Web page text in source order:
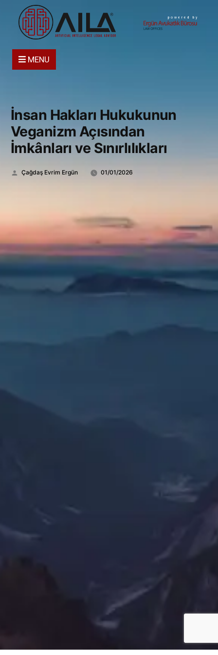
powered by
MENU
İnsan Hakları Hukukunun
Veganizm Açısından
İmkânları ve Sınırlılıkları
Gönderen:
Çağdaş Evrim Ergün 01/01/2026